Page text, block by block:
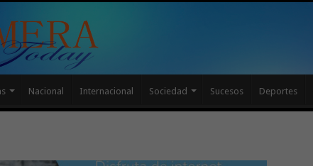
Nacional Internacional Sociedad Sucesos Deportes